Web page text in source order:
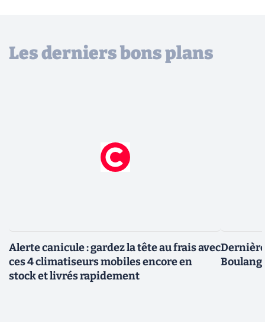
Les derniers bons plans
Alerte canicule : gardez la tête au frais avec
ces 4 climatiseurs mobiles encore en
stock et livrés rapidement